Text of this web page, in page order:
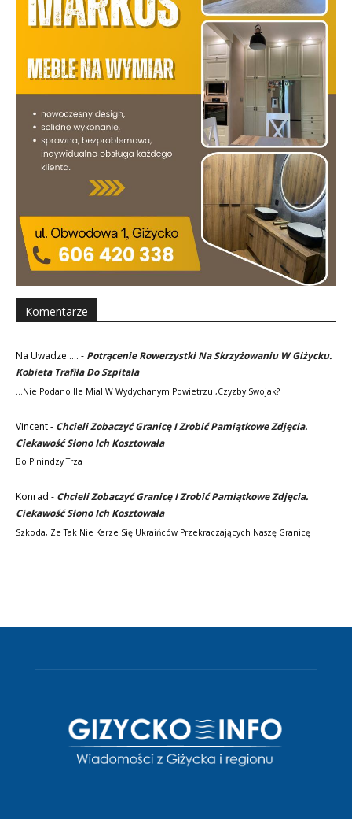
Komentarze
Na Uwadze .... - Potrącenie Rowerzystki Na Skrzyżowaniu W Giżycku.
Kobieta Trafiła Do Szpitala
...nie Podano Ile Mial W Wydychanym Powietrzu ,czyzby Swojak?
Vincent- Chcieli Zobaczyć Granicę I Zrobić Pamiątkowe Zdjęcia.
Ciekawość Słono Ich Kosztowała
Bo Pinindzy Trza .
Konrad - Chcieli Zobaczyć Granicę I Zrobić Pamiątkowe Zdjęcia.
Ciekawość Słono Ich Kosztowała
Szkoda, Ze Tak Nie Karze Się Ukraińców Przekraczających Naszę Granicę